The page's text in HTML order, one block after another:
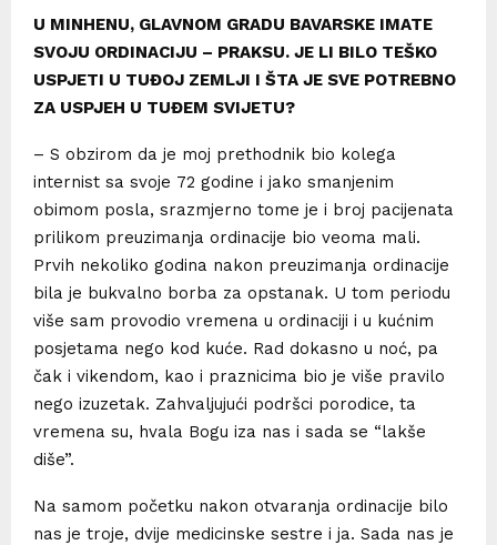
U MINHENU, GLAVNOM GRADU BAVARSKE IMATE
SVOJU ORDINACIJU – PRAKSU. JE LI BILO TEŠKO
USPJETI U TUĐOJ ZEMLJI I ŠTA JE SVE POTREBNO
ZA USPJEH U TUĐEM SVIJETU?
– S obzirom da je moj prethodnik bio kolega
internist sa svoje 72 godine i jako smanjenim
obimom posla, srazmjerno tome je i broj pacijenata
prilikom preuzimanja ordinacije bio veoma mali.
Prvih nekoliko godina nakon preuzimanja ordinacije
bila je bukvalno borba za opstanak. U tom periodu
više sam provodio vremena u ordinaciji i u kućnim
posjetama nego kod kuće. Rad dokasno u noć, pa
čak i vikendom, kao i praznicima bio je više pravilo
nego izuzetak. Zahvaljujući podršci porodice, ta
vremena su, hvala Bogu iza nas i sada se “lakše
diše”.
Na samom početku nakon otvaranja ordinacije bilo
nas je troje, dvije medicinske sestre i ja. Sada nas je